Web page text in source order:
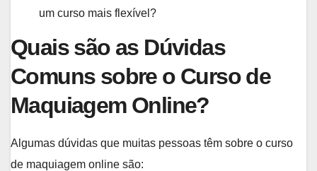
um curso mais flexível?
Quais são as Dúvidas
Comuns sobre o Curso de
Maquiagem Online?
Algumas dúvidas que muitas pessoas têm sobre o curso
de maquiagem online são: